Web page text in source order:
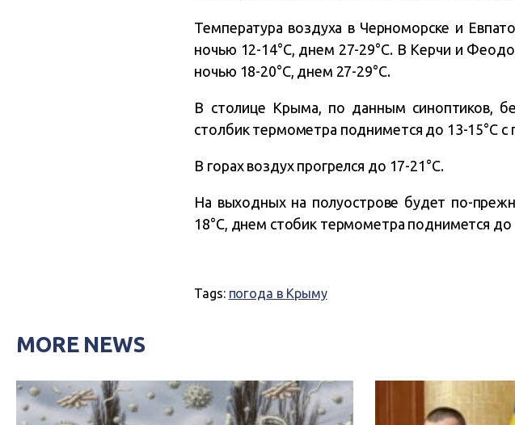
Температура воздуха в Черноморске и
ночью 12-14°C, днем 27-29°C. В Керчи и
ночью 18-20°C, днем 27-29°C.
В столице Крыма, по данным синоптиков,
столбик термометра поднимется до 13-15°C
В горах воздух прогрелся до 17-21°C.
На выходных на полуострове будет по-
18°C, днем стобик термометра поднимется до
Tags: погода в Крыму
MORE NEWS